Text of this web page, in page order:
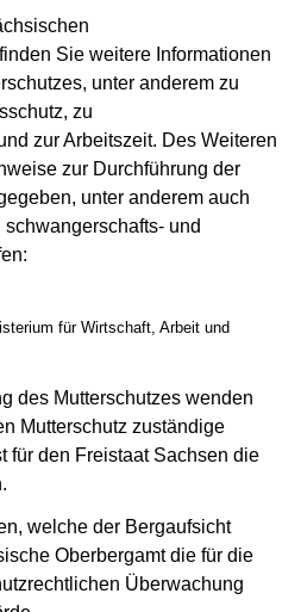
Sie weitere Informationen
unter anderem zu
zu
zur Arbeitszeit. Des Weiteren
zur Durchführung der
unter anderem auch
und
für Wirtschaft, Arbeit und
des Mutterschutzes wenden
Mutterschutz zuständige
für den Freistaat Sachsen die
welche der Bergaufsicht
Oberbergamt die für die
Überwachung